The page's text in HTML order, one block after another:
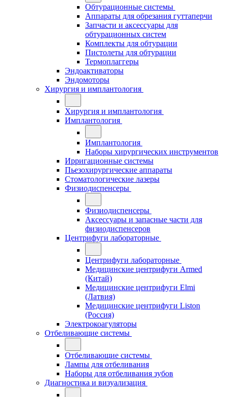
Обтурационные системы
Аппараты для обрезания гуттаперчи
Запчасти и аксессуары для
обтурационных систем
Комплекты для обтурации
Пистолеты для обтурации
Термоплаггеры
Эндоактиваторы
Эндомоторы
Хирургия и имплантология
Хирургия и имплантология
Имплантология
Имплантология
Наборы хирургических инструментов
Ирригационные системы
Пьезохирургические аппараты
Стоматологические лазеры
Физиодиспенсеры
Физиодиспенсеры
Аксессуары и запасные части для
физиодиспенсеров
Центрифуги лабораторные
Центрифуги лабораторные
Медицинские центрифуги Armed
(Китай)
Медицинские центрифуги Elmi
(Латвия)
Медицинские центрифуги Liston
(Россия)
Электрокоагуляторы
Отбеливающие системы
Отбеливающие системы
Лампы для отбеливания
Наборы для отбеливания зубов
Диагностика и визуализация